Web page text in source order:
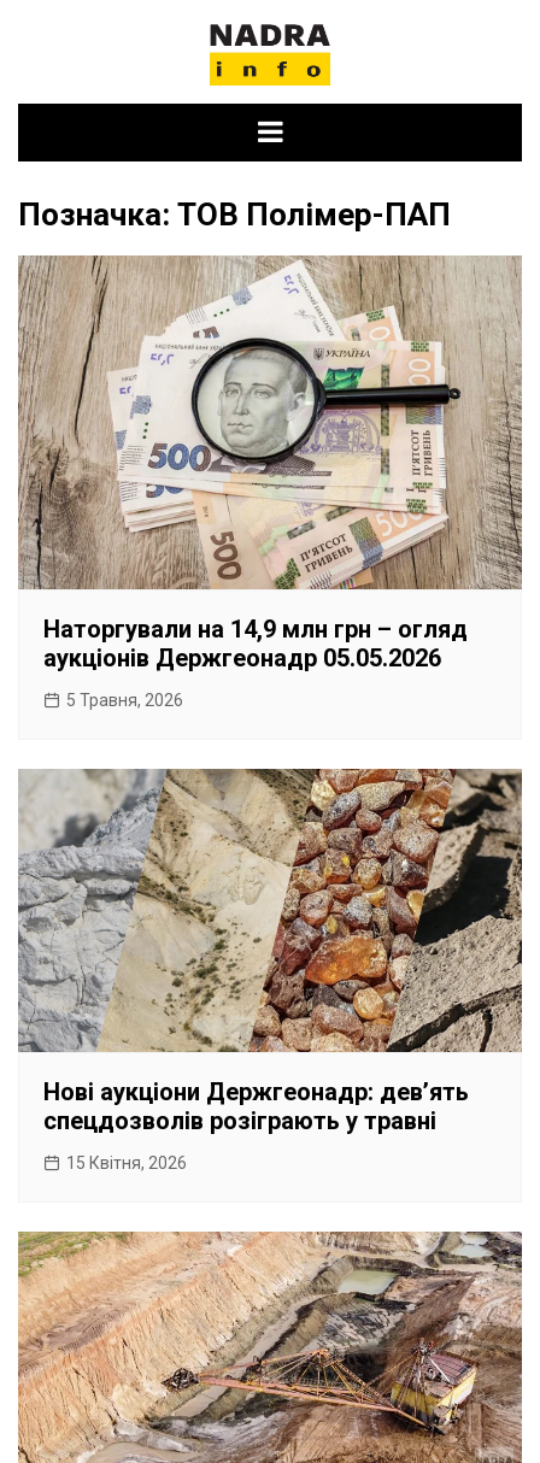
Позначка: ТОВ Полімер-ПАП
Наторгували на 14,9 млн грн – огляд
аукціонів Держгеонадр 05.05.2026
5 Травня, 2026
Нові аукціони Держгеонадр: девʼять
спецдозволів розіграють у травні
15 Квітня, 2026